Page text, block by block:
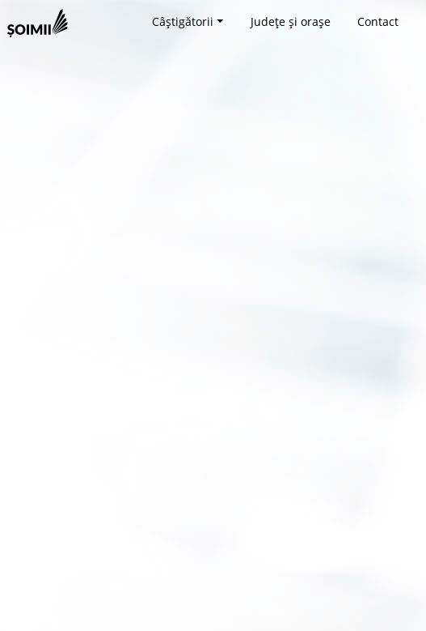
Câștigătorii Județe și orașe Contact